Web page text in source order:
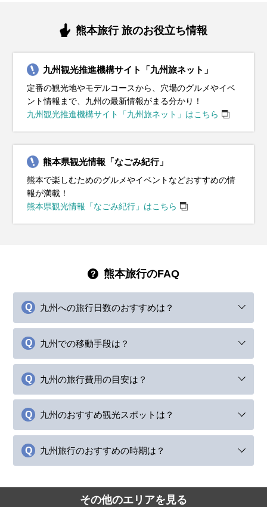
熊本旅行 旅のお役立ち情報
九州観光推進機構サイト「九州旅ネット」
定番の観光地やモデルコースから、穴場のグルメやイベ
ント情報まで、九州の最新情報がまる分かり！
九州観光推進機構サイト「九州旅ネット」はこちら
熊本県観光情報「なごみ紀行」
熊本で楽しむためのグルメやイベントなどおすすめの情
報が満載！
熊本県観光情報「なごみ紀行」はこちら
熊本旅行のFAQ
九州への旅行日数のおすすめは？
九州での移動手段は？
九州の旅行費用の目安は？
九州のおすすめ観光スポットは？
九州旅行のおすすめの時期は？
その他のエリアを見る